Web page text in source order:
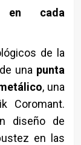
en cada
de la
una punta
, una
Coromant.
diseño de
en las